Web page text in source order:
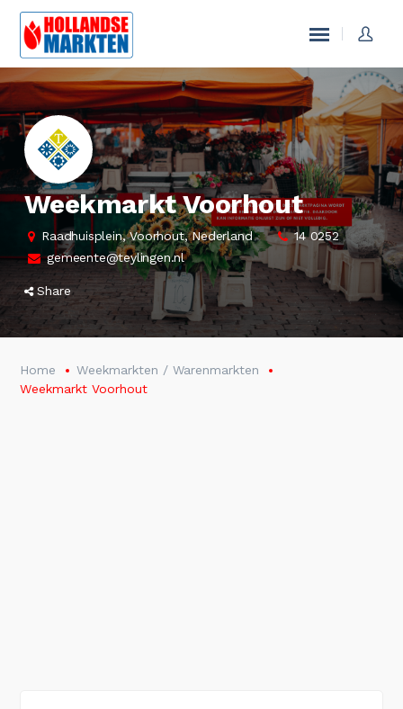
Weekmarkt Voorhout
Raadhuisplein, Voorhout, Nederland
14 0252
gemeente@teylingen.nl
Share
Home
Weekmarkten / Warenmarkten
Weekmarkt Voorhout